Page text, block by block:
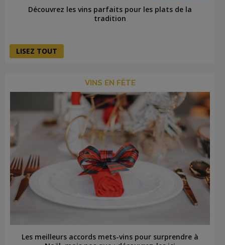
Découvrez les vins parfaits pour les plats de la
tradition
LISEZ TOUT
VINS EN FÊTE
Les meilleurs accords mets-vins pour surprendre à